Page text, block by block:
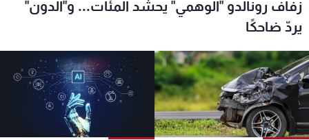
زفاف رونالدو "الوهمي" يحشد المئات... و"الدون"
يردّ ضاحكًا